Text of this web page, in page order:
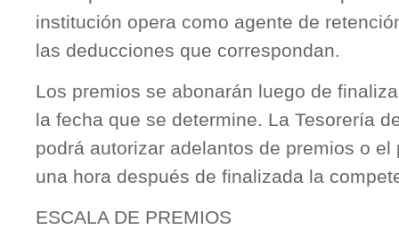
institución opera como agente de
las deducciones que correspondan.
Los premios se abonarán luego de
la fecha que se determine. La Tesorería
podrá autorizar adelantos de premios o
una hora después de finalizada la
ESCALA DE PREMIOS